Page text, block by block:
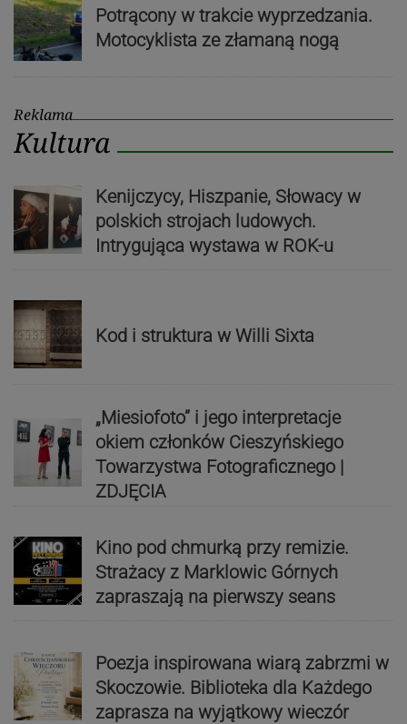
Potrącony w trakcie wyprzedzania.
Motocyklista ze złamaną nogą
Reklama
Kultura
Kenijczycy, Hiszpanie, Słowacy w
polskich strojach ludowych.
Intrygująca wystawa w ROK-u
Kod i struktura w Willi Sixta
„Miesiofoto” i jego interpretacje
okiem członków Cieszyńskiego
Towarzystwa Fotograficznego |
ZDJĘCIA
Kino pod chmurką przy remizie.
Strażacy z Marklowic Górnych
zapraszają na pierwszy seans
Poezja inspirowana wiarą zabrzmi w
Skoczowie. Biblioteka dla Każdego
zaprasza na wyjątkowy wieczór